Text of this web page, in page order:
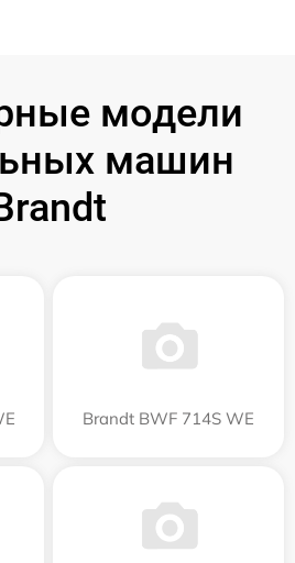
модели
машин
Brandt BWF 714S WE